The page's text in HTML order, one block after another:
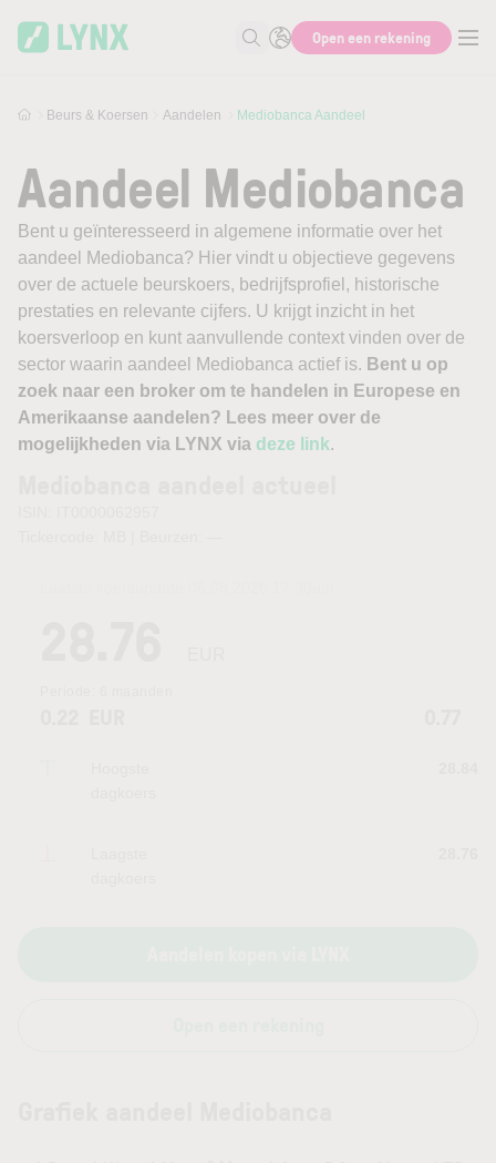
Zoek naar informatie
Open een rekening
Beurs & Koersen Aandelen Mediobanca Aandeel
Aandeel Mediobanca
Bent u geïnteresseerd in algemene informatie over het
aandeel Mediobanca? Hier vindt u objectieve gegevens
over de actuele beurskoers, bedrijfsprofiel, historische
prestaties en relevante cijfers. U krijgt inzicht in het
koersverloop en kunt aanvullende context vinden over de
sector waarin aandeel Mediobanca actief is. Bent u op
zoek naar een broker om te handelen in Europese en
Amerikaanse aandelen? Lees meer over de
mogelijkheden via LYNX via deze link.